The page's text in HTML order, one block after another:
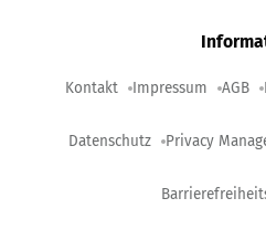
Kontakt Impressum AGB
Datenschutz Privacy